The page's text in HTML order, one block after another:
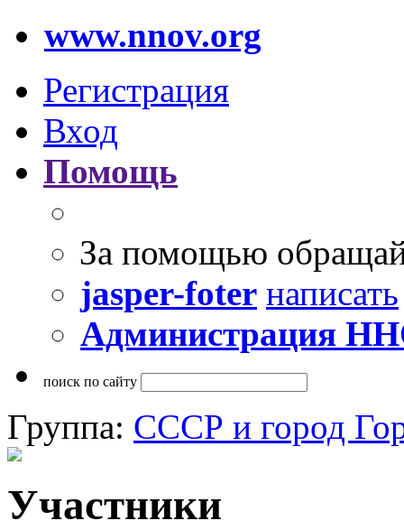
www.nnov.org
Регистрация
Вход
Помощь
За помощью
jasper-foter написать
Администрация
поиск по сайту
Группа: СССР и город
Участники